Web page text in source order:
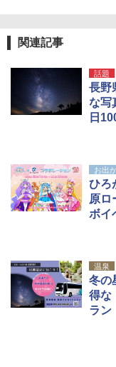
関連記事
話題
長野
な写
日
お出
ひろ
原ロ
ボイ
温泉
冬の
得な
ラン